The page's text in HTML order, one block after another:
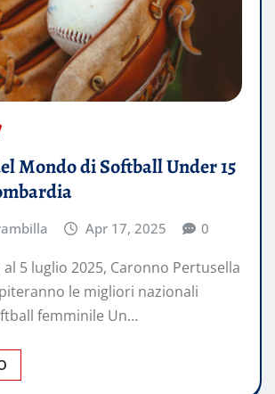
Mondo di Softball Under 15
Apr 17, 2025 0
5 luglio 2025, Caronno Pertusella
le migliori nazionali
femminile Un…